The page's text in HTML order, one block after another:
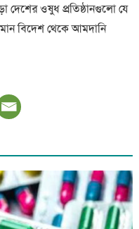
দেশের ওষুধ প্রতিষ্ঠানগুলো যে
বিদেশ থেকে আমদানি